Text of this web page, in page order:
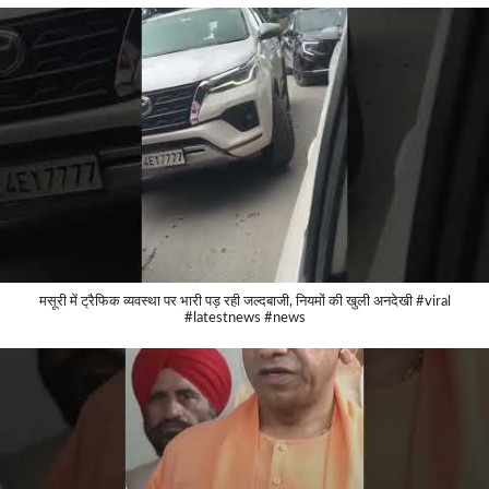
मसूरी में ट्रैफिक व्यवस्था पर भारी पड़ रही जल्दबाजी, नियमों की खुली अनदेखी #viral
#latestnews #news